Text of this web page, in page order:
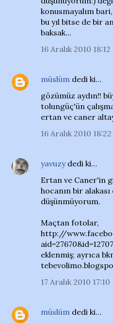
konusmayalım
bu yıl bitse de bir
baksak...
16 Aralık 2010 18:12
müslüm dedi ki…
gözümüz aydın!!
tolungüç'ün
ertan ve caner
16 Aralık 2010 18:22
yavuzydedi ki…
Ertan ve Caner'in
hocanın bir
düşünmüyorum.
Maçtan fotolar,
http://
eklenmiş; ayrıca
17 Aralık 2010 17:10
müslüm dedi ki…